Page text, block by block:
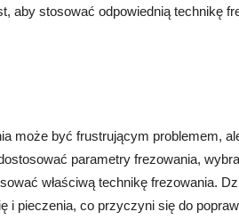
aby stosować odpowiednią technikę
może być frustrującym problemem,
parametry frezowania,
właściwą technikę frezowania.
i pieczenia, co przyczyni się do